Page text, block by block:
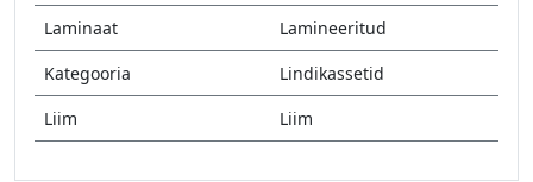
Laminaat
Lamineeritud
Kategooria
Lindikassetid
Liim
Liim